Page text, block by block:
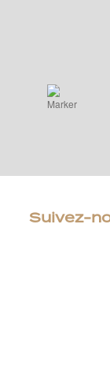
Suivez-